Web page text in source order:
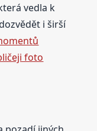
vedla k
i širší
foto